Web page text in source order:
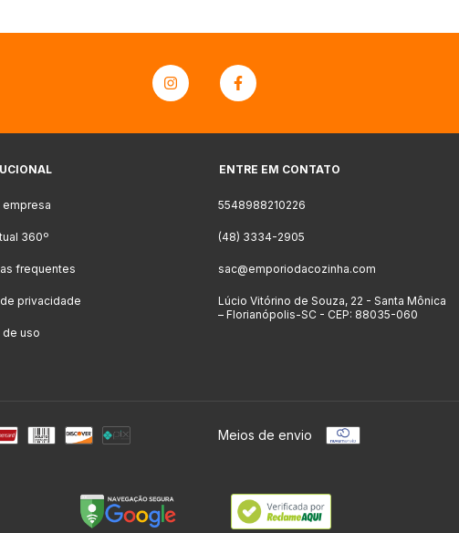
empresa
360º
frequentes
privacidade
de uso
ENTRE EM CONTATO
5548988210226
(48) 3334-2905
sac@emporiodacozinha.com
Lúcio Vitórino de Souza, 22 - Santa Mônica
– Florianópolis-SC - CEP: 88035-060
Meios de envio